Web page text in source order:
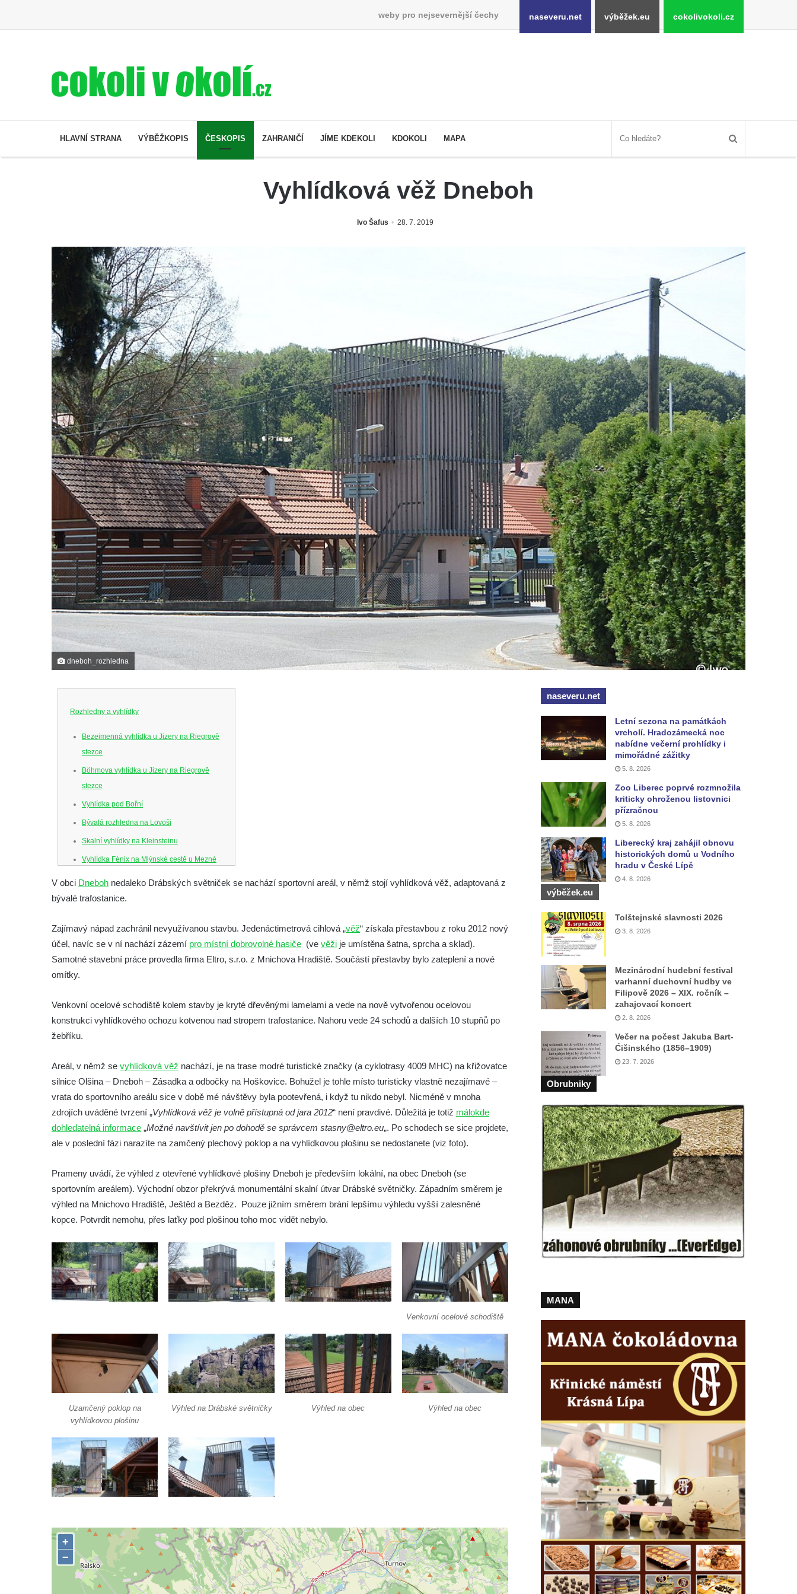
weby pro nejsevernější čechy naseveru.net výběžek.eu cokolivokoli.cz
HLAVNÍ STRANA VÝBĚŽKOPIS ČESKOPIS ZAHRANIČÍ JÍME KDEKOLI KDOKOLI MAPA
Vyhlídková věž Dneboh
Ivo Šafus 28. 7. 2019
dneboh_rozhledna
Rozhledny a vyhlídky
Bezejmenná vyhlídka u Jizery na Riegrově
stezce
Böhmova vyhlídka u Jizery na Riegrově
stezce
Vyhlídka pod Bořní
Bývalá rozhledna na Lovoši
Skalní vyhlídky na Kleinsteinu
Vyhlídka Fénix na Mlýnské cestě u Mezné
Vyhlídka u svatého Josefa v Zákupech
Ferdinandova vyhlídka u bývalého
čedičového lomu v Zákupech
Rozhledna Čáp v Adršpašsko-teplických
skalách
Teplicích
Vyhlídka u Písečného vrchu v Teplicích
Rozhledna Letná v Teplicích
Vyhlídka Kaltenbergblick pod Weifbergem
Vyhlídka na vrchu Hankehübel u Goßdorfu
Rozhledna Maják u Strupčic
Vyhlídka na lom Vršany severně od
Strupčic
Chloumku
Vyhlídka u Lückendorfu IV
Vyhlídka u Lückendorfu III
Vyhlídka pod Kolištěm II
Vyhlídka pod Kolištěm
Vyhlídka u Köglerova kříže na Kamenné
Vyhlídka u Kyjovského hrádku
Vyhlídka v Dolní Chřibské
Vyhlídka nad Údolím samoty
Vyhlídka u Perníkové stráže mezi Údolím
samoty a Údolím vzdechů
v Nové Vsi-Teplicích
Údajná vyhlídka pod Širokým vrchem
Boreč – vyhlídka k jihu
V obci Dneboh nedaleko Drábských světniček se nachází sportovní areál, v němž stojí vyhlídková věž, adaptovaná z
bývalé trafostanice.
Zajímavý nápad zachránil nevyužívanou stavbu. Jedenáctimetrová cihlová „věž“ získala přestavbou z roku 2012 nový
účel, navíc se v ní nachází zázemí pro místní dobrovolné hasiče (ve věži je umístěna šatna, sprcha a sklad).
Samotné stavební práce provedla firma Eltro, s.r.o. z Mnichova Hradiště. Součástí přestavby bylo zateplení a nové
omítky.
Venkovní ocelové schodiště kolem stavby je kryté dřevěnými lamelami a vede na nově vytvořenou ocelovou
konstrukci vyhlídkového ochozu kotvenou nad stropem trafostanice. Nahoru vede 24 schodů a dalších 10 stupňů po
žebříku.
Areál, v němž se vyhlídková věž nachází, je na trase modré turistické značky (a cyklotrasy 4009 MHC) na křižovatce
silnice Olšina – Dneboh – Zásadka a odbočky na Hoškovice. Bohužel je tohle místo turisticky vlastně nezajímavé –
vrata do sportovního areálu sice v době mé návštěvy byla pootevřená, i když tu nikdo nebyl. Nicméně v mnoha
zdrojích uváděné tvrzení „Vyhlídková věž je volně přístupná od jara 2012“ není pravdivé. Důležitá je totiž málokde
dohledatelná informace „Možné navštívit jen po dohodě se správcem stasny@eltro.eu„. Po schodech se sice projdete,
ale v poslední fázi narazíte na zamčený plechový poklop a na vyhlídkovou plošinu se nedostanete (viz foto).
Prameny uvádí, že výhled z otevřené vyhlídkové plošiny Dneboh je především lokální, na obec Dneboh (se
sportovním areálem). Východní obzor překrývá monumentální skalní útvar Drábské světničky. Západním směrem je
výhled na Mnichovo Hradiště, Ještěd a Bezděz. Pouze jižním směrem brání lepšímu výhledu vyšší zalesněné
kopce. Potvrdit nemohu, přes laťky pod plošinou toho moc vidět nebylo.
Venkovní ocelové schodiště
Uzamčený poklop na
vyhlídkovou plošinu
Výhled na Drábské světničky Výhled na obec Výhled na obec
naseveru.net
Letní sezona na památkách
vrcholí. Hradozámecká noc
nabídne večerní prohlídky i
mimořádné zážitky
5. 8. 2026
Zoo Liberec poprvé rozmnožila
kriticky ohroženou listovnici
přízračnou
5. 8. 2026
Liberecký kraj zahájil obnovu
historických domů u Vodního
hradu v České Lípě
4. 8. 2026
výběžek.eu
Tolštejnské slavnosti 2026
3. 8. 2026
Mezinárodní hudební festival
varhanní duchovní hudby ve
Filipově 2026 – XIX. ročník –
zahajovací koncert
2. 8. 2026
Večer na počest Jakuba Bart-
Ćišinského (1856–1909)
23. 7. 2026
Obrubniky
MANA